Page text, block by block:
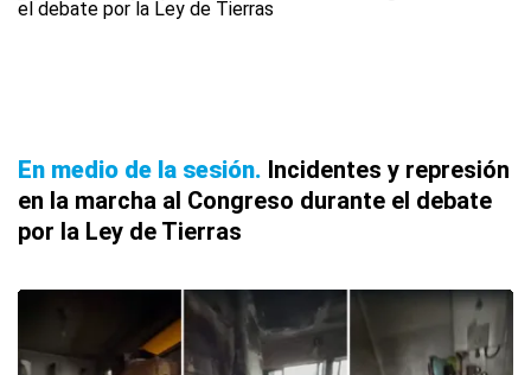
En medio de la sesión Incidentes y represión
en la marcha al Congreso durante el debate
por la Ley de Tierras